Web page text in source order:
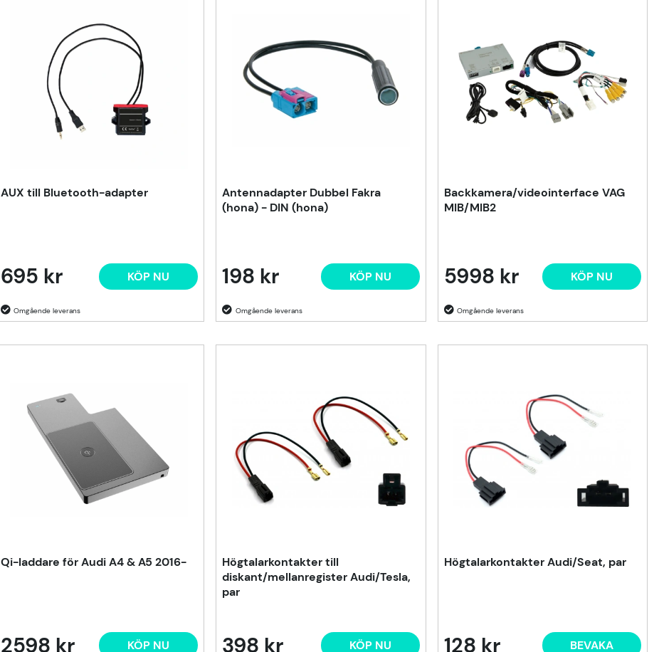
AUX till Bluetooth-adapter
695 kr KÖP NU
Antennadapter Dubbel Fakra
(hona) - DIN (hona)
198 kr KÖP NU
Backkamera/videointerface VAG
MIB/MIB2
5998 kr KÖP NU
Qi-laddare för Audi A4 & A5 2016-
2598 kr KÖP NU
Högtalarkontakter till
diskant/mellanregister Audi/Tesla,
par
398 kr KÖP NU
Högtalarkontakter Audi/Seat, par
128 kr BEVAKA